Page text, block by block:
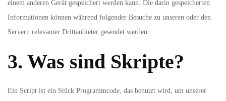
einem anderen Gerät gespeichert werden kann. Die darin gespeicherten
Informationen können während folgender Besuche zu unseren oder den
Servern relevanter Drittanbieter gesendet werden.
3. Was sind Skripte?
Ein Script ist ein Stück Programmcode, das benutzt wird, um unserer